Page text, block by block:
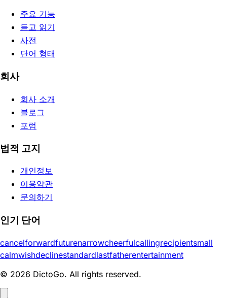
주요 기능
듣고 읽기
사전
단어 형태
회사
회사 소개
블로그
포럼
법적 고지
개인정보
이용약관
문의하기
인기 단어
cancelforwardfuturenarrowcheerfulcallingrecipientsmall
calmwishdeclinestandardlastfatherentertainment
© 2026 DictoGo. All rights reserved.